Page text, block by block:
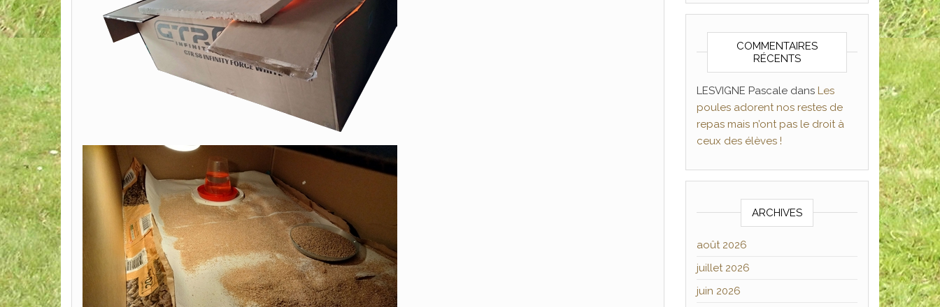
COMMENTAIRES
RÉCENTS
LESVIGNE Pascaledans Les
poules adorent nos restes de
repas mais n’ont pas le droit à
ceux des élèves !
ARCHIVES
août 2026
juillet 2026
juin 2026